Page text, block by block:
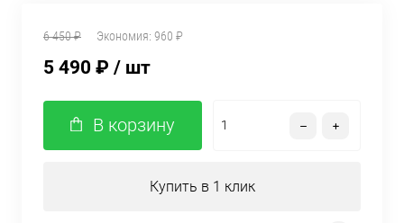
6 450 ₽ Экономия: 960 ₽
5 490 ₽ / шт
В корзину
Купить в 1 клик